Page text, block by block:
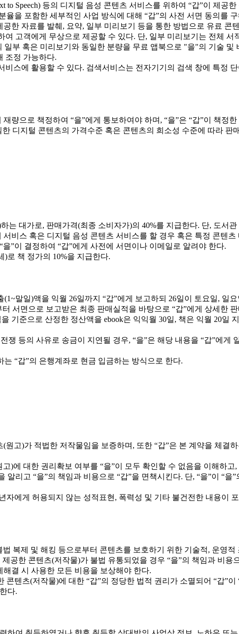
to Speech) 등의 디지털 음성 콘텐츠 서비스를 위하여 “갑”이 제공
율을 포함한 세부적인 사업 방식에 대해 “갑”의 사전 서면 동의를
한 자료를 발췌, 요약, 일부 미리보기 등을 통한 방법으로 유료 콘
고객에게 무상으로 제공할 수 있다. 단, 일부 미리보기는 전체 서
일부 혹은 미리보기와 동일한 분량을 무료 앱북으로 "을"의 기술
조정 가능하다.
비스에 활용할 수 있다. 검색서비스는 전자기기의 검색 창에 특정
량으로 책정하여 “을”에게 통보하여야 하며, “을”은 “갑”이 책정
디지털 콘텐츠의 가격수준 혹은 콘텐츠의 희소성 수준에 따라 판
하는 대가로, 판매가격(최종 소비자가)의 40%를 지급한다. 단, 도서
비스 혹은 디지털 음성 콘텐츠 서비스를 할 경우 혹은 특정 콘텐
”이 결정하여 “갑”에게 사전에 서면이나 이메일로 알려야 한다.
)로 책 정가의 10%을 지급한다.
말일)액을 익월 26일까지 “갑”에게 보고하되 26일이 토요일, 일
서면으로 보고받은 최종 판매실적을 바탕으로 “갑”에게 상세한
기준으로 산정한 정산액을 ebook은 익익월 30일, 책은 익월 20일
쟁 등의 사유로 송금이 지연될 경우, “을”은 해당 내용을 “갑”에게
“갑”의 은행계좌로 현금 입금하는 방식으로 한다.
(원고)가 적법한 저작물임을 보증하며, 또한 “갑”은 본 계약을 체
)에 대한 권리확보 여부를 “을”이 모두 확인할 수 없음을 이해하
알리고 “을”의 책임과 비용으로 “갑”을 면책시킨다. 단, “을”이 “을
자에게 허용되지 않는 성적표현, 폭력성 및 기타 불건전한 내용이
법 복제 및 해킹 등으로부터 콘텐츠를 보호하기 위한 기술적, 운영
공한 콘텐츠(저작물)가 불법 유통되었을 경우 “을”의 책임과 비용
해결 시 사용한 모든 비용을 보상해야 한다.
콘텐츠(저작물)에 대한 “갑”의 정당한 법적 권리가 소멸되어 “갑”
다.